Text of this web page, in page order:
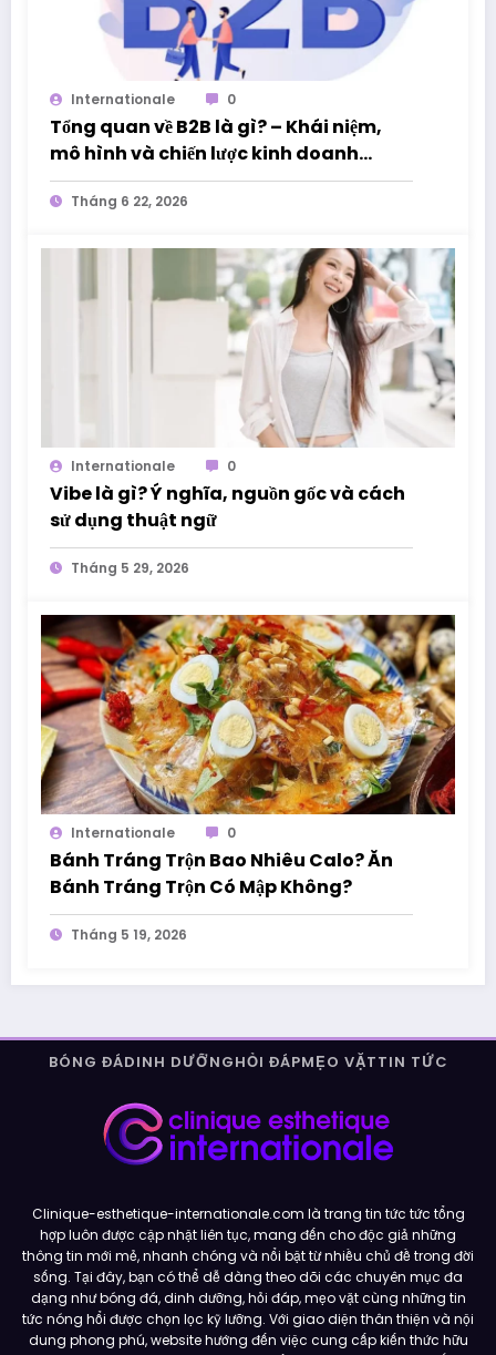
Internationale 0
Tổng quan về B2B là gì? – Khái niệm,
mô hình và chiến lược kinh doanh
thành công
Tháng 6 22, 2026
Internationale 0
Vibe là gì? Ý nghĩa, nguồn gốc và cách
sử dụng thuật ngữ
Tháng 5 29, 2026
Internationale 0
Bánh Tráng Trộn Bao Nhiêu Calo? Ăn
Bánh Tráng Trộn Có Mập Không?
Tháng 5 19, 2026
BÓNG ĐÁDINH DƯỠNGHỎI ĐÁPMẸO VẶTTIN TỨC
Clinique-esthetique-internationale.com là trang tin tức tức tổng
hợp luôn được cập nhật liên tục, mang đến cho độc giả những
thông tin mới mẻ, nhanh chóng và nổi bật từ nhiều chủ đề trong đời
sống. Tại đây, bạn có thể dễ dàng theo dõi các chuyên mục đa
dạng như bóng đá, dinh dưỡng, hỏi đáp, mẹo vặt cùng những tin
tức nóng hổi được chọn lọc kỹ lưỡng. Với giao diện thân thiện và nội
dung phong phú, website hướng đến việc cung cấp kiến thức hữu